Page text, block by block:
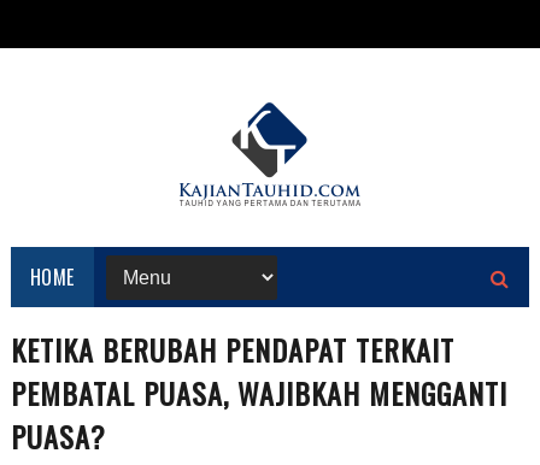
HOME
KETIKA BERUBAH PENDAPAT TERKAIT
PEMBATAL PUASA, WAJIBKAH MENGGANTI
PUASA?